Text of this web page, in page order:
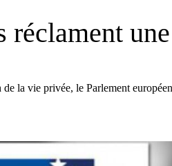
réclament
la vie privée, le Parlement